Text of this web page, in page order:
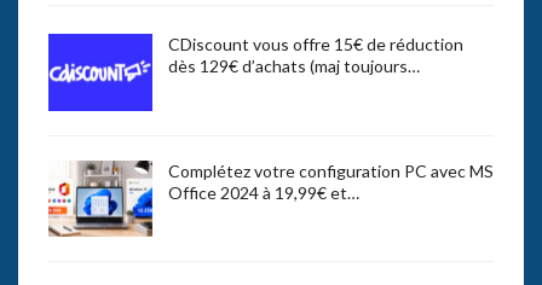
CDiscount vous offre 15€ de réduction
dès 129€ d’achats (maj toujours…
Complétez votre configuration PC avec MS
Office 2024 à 19,99€ et…